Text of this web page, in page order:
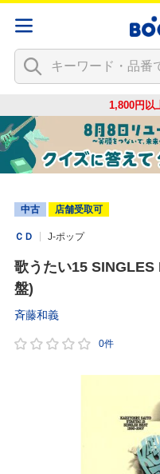
1,800円以
中古 店舗受取可
ＣＤ J-ポップ
歌うたい15 SINGLES
盤)
斉藤和義
0件